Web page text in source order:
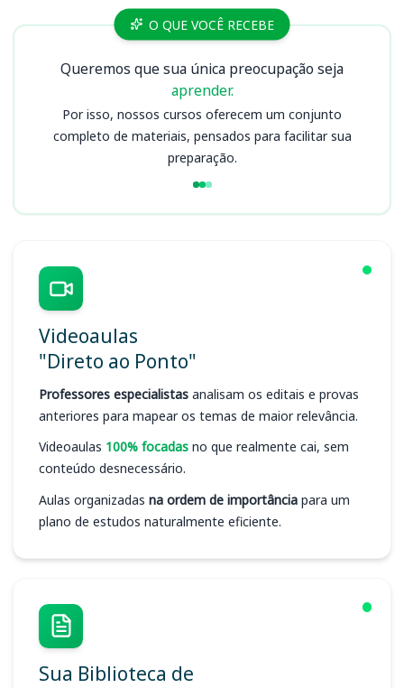
Cursos PC ESO QUE VOCÊ RECEBE
Queremos que sua única preocupação seja
aprender.
Por isso, nossos cursos oferecem um conjunto
completo de materiais, pensados para facilitar sua
preparação.
Videoaulas
"Direto ao Ponto"
Professores especialistas analisam os editais e provas
anteriores para mapear os temas de maior relevância.
Videoaulas 100% focadas no que realmente cai, sem
conteúdo desnecessário.
Aulas organizadas na ordem de importância para um
plano de estudos naturalmente eficiente.
Sua Biblioteca de